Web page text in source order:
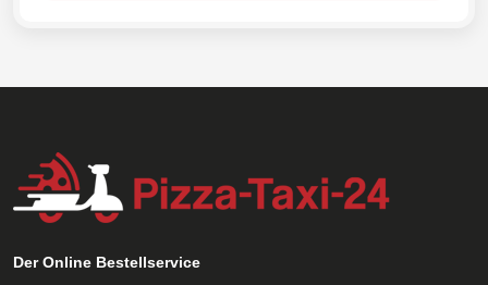
Der Online Bestellservice